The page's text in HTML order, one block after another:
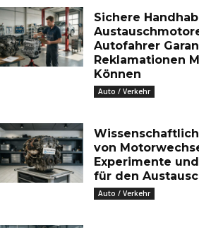
Sichere
Autofahrer
Reklamationen
Können
Auto / Verkehr
von
Experimente
für den
Auto / Verkehr